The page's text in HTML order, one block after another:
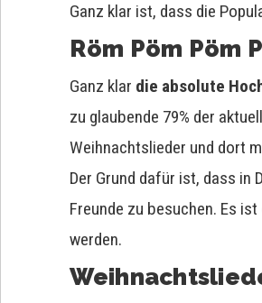
Ganz klar ist, dass die
Röm Pöm Pöm
Ganz klar die absolute
zu glaubende 79% der
Weihnachtslieder und dort
Der Grund dafür ist, dass
Freunde zu besuchen. Es
werden.